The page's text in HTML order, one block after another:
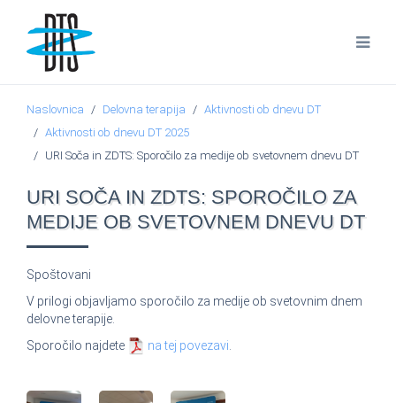
Naslovnica Delovna terapija
Aktivnosti ob dnevu DT
Aktivnosti ob dnevu DT 2025
URI Soča in ZDTS: Sporočilo za medije ob svetovnem dnevu DT
URI SOČA IN ZDTS: SPOROČILO ZA
MEDIJE OB SVETOVNEM DNEVU DT
Spoštovani
V prilogi objavljamo sporočilo za medije ob svetovnim dnem
delovne terapije.
Sporočilo najdete
na tej povezavi